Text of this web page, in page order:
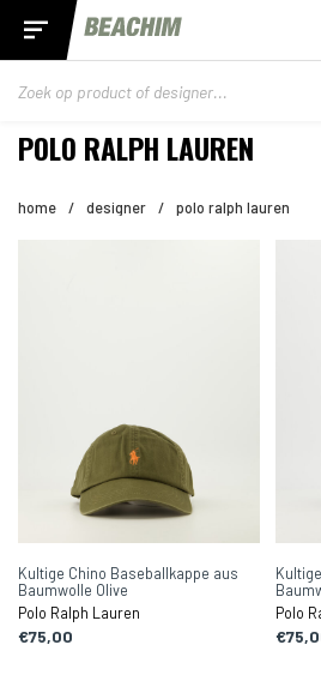
POLO RALPH LAUREN
home / designer / polo ralph lauren
Kultige Chino Baseballkappe aus
Baumwolle Olive
Polo Ralph Lauren
€75,00
Polo